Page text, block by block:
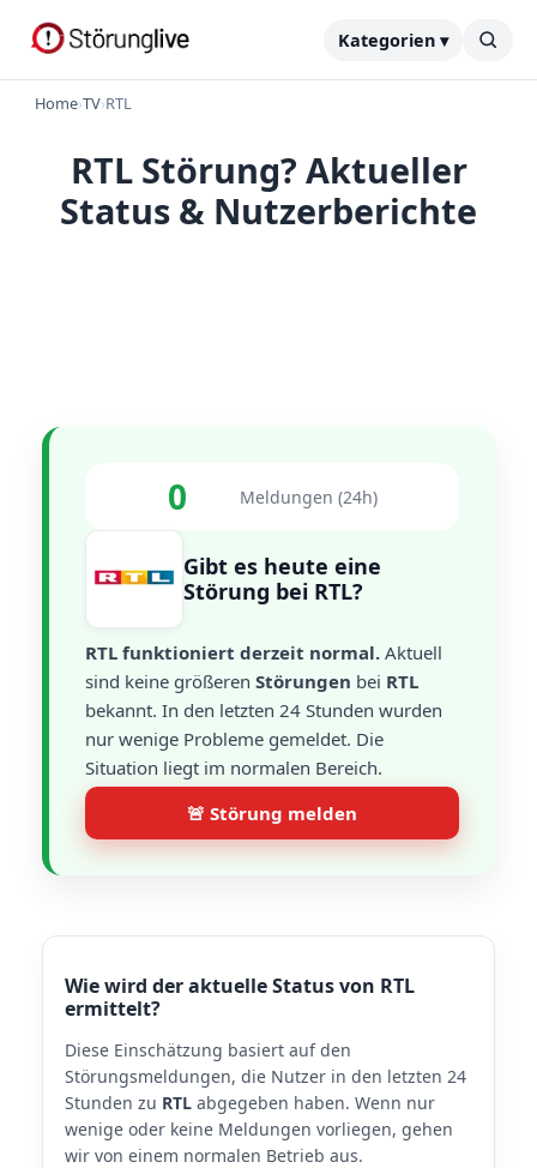
Kategorien ▾
Home›TV›RTL
RTL Störung? Aktueller
Status & Nutzerberichte
0 Meldungen (24h)
Gibt es heute eine
Störung bei RTL?
RTL funktioniert derzeit normal. Aktuell
sind keine größeren Störungen bei RTL
bekannt. In den letzten 24 Stunden wurden
nur wenige Probleme gemeldet. Die
Situation liegt im normalen Bereich.
🚨 Störung melden
Wie wird der aktuelle Status von RTL
ermittelt?
Diese Einschätzung basiert auf den
Störungsmeldungen, die Nutzer in den letzten 24
Stunden zu RTL abgegeben haben. Wenn nur
wenige oder keine Meldungen vorliegen, gehen
wir von einem normalen Betrieb aus.